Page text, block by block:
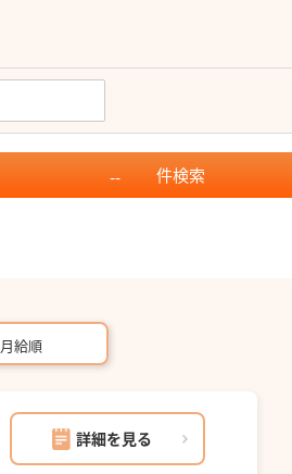
-- 件検索
月給順
詳細を見る